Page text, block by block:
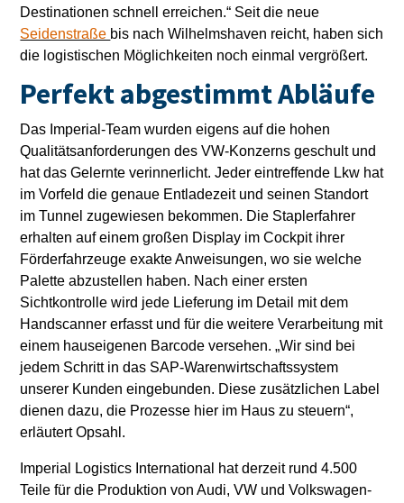
Destinationen schnell erreichen.“ Seit die neue
Seidenstraße bis nach Wilhelmshaven reicht, haben sich
die logistischen Möglichkeiten noch einmal vergrößert.
Perfekt abgestimmt Abläufe
Das Imperial-Team wurden eigens auf die hohen
Qualitätsanforderungen des VW-Konzerns geschult und
hat das Gelernte verinnerlicht. Jeder eintreffende Lkw hat
im Vorfeld die genaue Entladezeit und seinen Standort
im Tunnel zugewiesen bekommen. Die Staplerfahrer
erhalten auf einem großen Display im Cockpit ihrer
Förderfahrzeuge exakte Anweisungen, wo sie welche
Palette abzustellen haben. Nach einer ersten
Sichtkontrolle wird jede Lieferung im Detail mit dem
Handscanner erfasst und für die weitere Verarbeitung mit
einem hauseigenen Barcode versehen. „Wir sind bei
jedem Schritt in das SAP-Warenwirtschaftssystem
unserer Kunden eingebunden. Diese zusätzlichen Label
dienen dazu, die Prozesse hier im Haus zu steuern“,
erläutert Opsahl.
Imperial Logistics International hat derzeit rund 4.500
Teile für die Produktion von Audi, VW und Volkswagen-